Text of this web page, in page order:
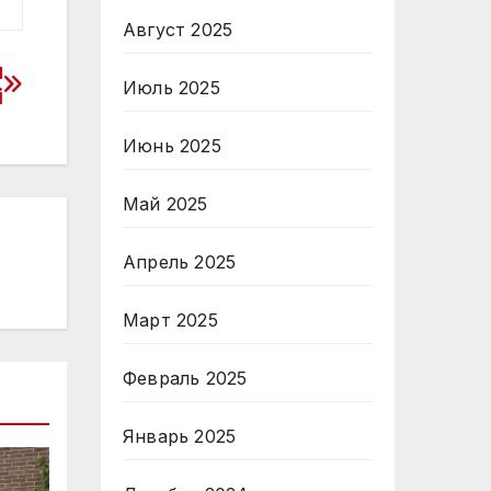
Август 2025
Июль 2025
Июнь 2025
Май 2025
Апрель 2025
Март 2025
Февраль 2025
Январь 2025